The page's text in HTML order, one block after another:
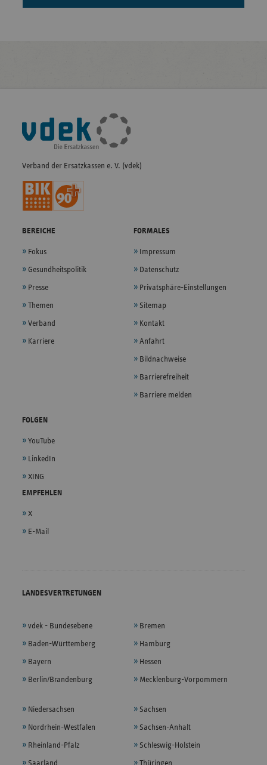
Fußleisten-
Navigation
Verband der Ersatzkassen e. V. (vdek)
BEREICHE
Fokus
Gesundheitspolitik
Presse
Themen
Verband
Karriere
FORMALES
Impressum
Datenschutz
Privatsphäre-Einstellungen
Sitemap
Kontakt
Anfahrt
Bildnachweise
Barrierefreiheit
Barriere melden
FOLGEN
YouTube
LinkedIn
XING
EMPFEHLEN
X
E-Mail
LANDESVERTRETUNGEN
vdek - Bundesebene
Baden-Württemberg
Bayern
Berlin/Brandenburg
Bremen
Hamburg
Hessen
Mecklenburg-Vorpommern
Niedersachsen
Nordrhein-Westfalen
Rheinland-Pfalz
Saarland
Sachsen
Sachsen-Anhalt
Schleswig-Holstein
Thüringen